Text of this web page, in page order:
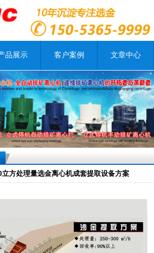
品展示 客户案例 文章中心
方处理量选金离心机成套提取设备方案